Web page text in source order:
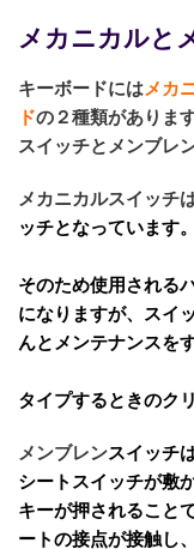
メカニカルと
キーボードにはメカ
ドの２種類がありま
スイッチとメンブレ
メカニカルスイッチ
ッチとなっています。
そのため使用される
になりますが、スイ
んとメンテナンスを
タイプするときのク
メンブレンスイッチ
シートスイッチが敷
キーが押されること
ートの接点が接触し